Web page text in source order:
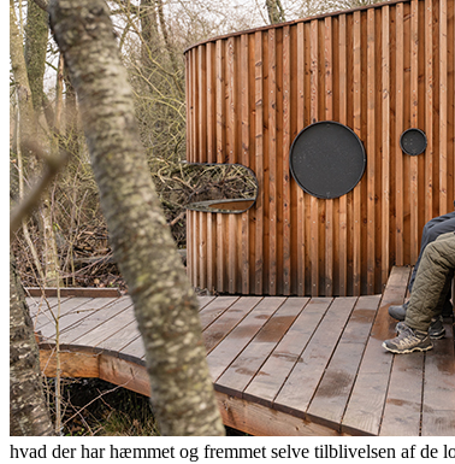
hvad der har hæmmet og fremmet selve tilblivelsen af de